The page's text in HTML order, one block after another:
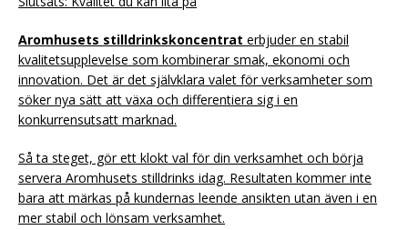
Aromhusets stilldrinkskoncentrat erbjuder en stabil
kvalitetsupplevelse som kombinerar smak, ekonomi och
innovation. Det är det självklara valet för verksamheter som
söker nya sätt att växa och differentiera sig i en
konkurrensutsatt marknad.
Så ta steget, gör ett klokt val för din verksamhet och börja
servera Aromhusets stilldrinks idag. Resultaten kommer inte
bara att märkas på kundernas leende ansikten utan även i en
mer stabil och lönsam verksamhet.